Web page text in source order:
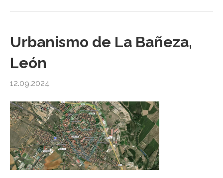
Urbanismo de La Bañeza,
León
12.09.2024